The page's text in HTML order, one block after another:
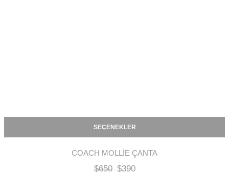
SEÇENEKLER
COACH MOLLIE ÇANTA
$650 $390